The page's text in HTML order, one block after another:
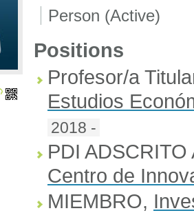
Person (Active)
Positions
Profesor/a
Estudios
2018 -
PDI
Centro de
MIEMBRO,